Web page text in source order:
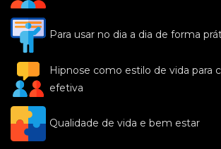
Para usar no dia a dia de forma
Hipnose como estilo de vida para
efetiva
Qualidade de vida e bem estar